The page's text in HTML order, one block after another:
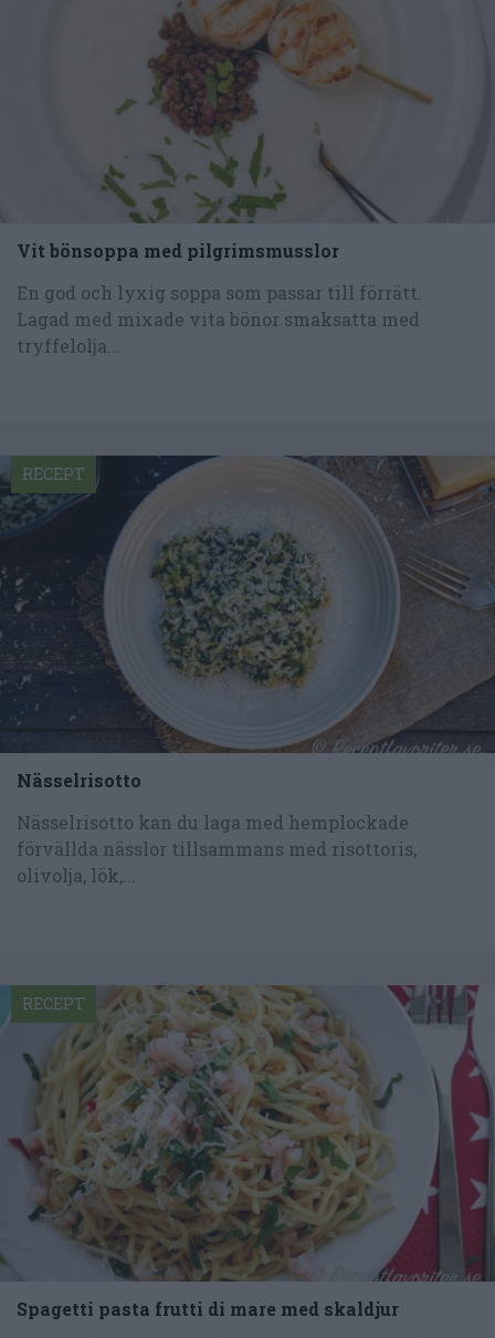
Vit bönsoppa med pilgrimsmusslor
En god och lyxig soppa som passar till förrätt.
Lagad med mixade vita bönor smaksatta med
tryffelolja...
Nässelrisotto
Nässelrisotto kan du laga med hemplockade
förvällda nässlor tillsammans med risottoris,
olivolja, lök,...
RECEPT
Spagetti pasta frutti di mare med skaldjur
RECEPT